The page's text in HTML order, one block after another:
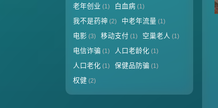
老年创业 (1) 白血病 (1)
我不是药神 (2) 中老年流量 (1)
电影 (3) 移动支付 (1) 空巢老人 (1)
电信诈骗 (1) 人口老龄化 (1)
人口老化 (1) 保健品防骗 (1)
权健 (2)